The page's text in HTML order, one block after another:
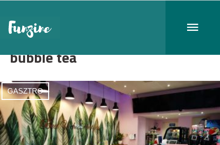
bubble tea
GASZTRO